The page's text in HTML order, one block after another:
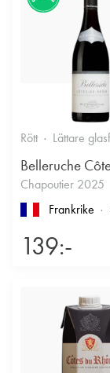
Rött Lättare
Chapoutier 2025
Frankrike
139:-